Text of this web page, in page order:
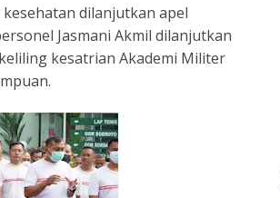
dilanjutkan apel
Jasmani Akmil dilanjutkan
kesatrian Akademi Militer